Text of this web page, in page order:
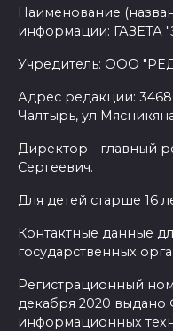
Наименование
информации: ГАЗЕТА
Учредитель: ООО
Адрес редакции:
Чалтырь, ул
Директор - главный
Сергеевич.
Для детей старше 16
Контактные данные
государственных
Регистрационный
декабря 2020 выдано
информационных